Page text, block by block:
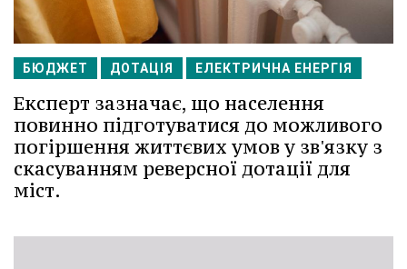
БЮДЖЕТ ДОТАЦІЯ ЕЛЕКТРИЧНА ЕНЕРГІЯ
Експерт зазначає, що населення
повинно підготуватися до можливого
погіршення життєвих умов у зв'язку з
скасуванням реверсної дотації для
міст.